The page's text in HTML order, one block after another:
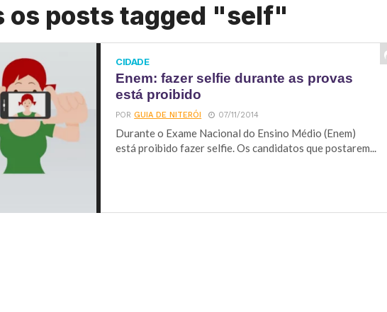
os posts tagged "self"
CIDADE
Enem: fazer selfie durante as provas
está proibido
PORGUIA DE NITERÓI 07/11/2014
Durante o Exame Nacional do Ensino Médio (Enem)
está proibido fazer selfie. Os candidatos que postarem...